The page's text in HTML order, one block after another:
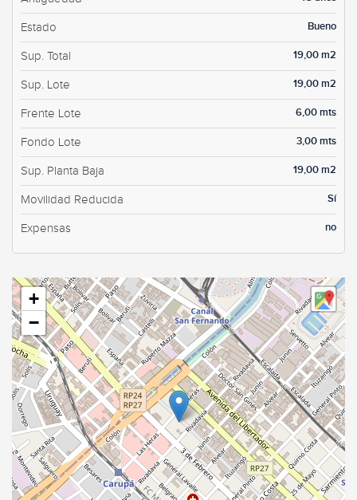
Estado Bueno
Sup. Total 19,00 m2
Sup. Lote 19,00 m2
Frente Lote 6,00 mts
Fondo Lote 3,00 mts
Sup. Planta Baja 19,00 m2
Movilidad Reducida Sí
Expensas no
+
−